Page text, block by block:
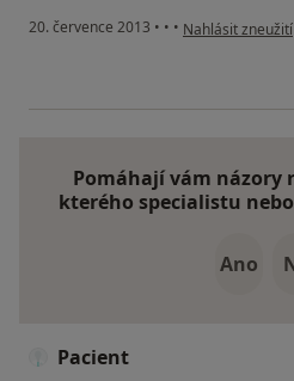
20. července 2013 • • • podle názoru
Nahlásit zneužití
Pomáhají vám názory
kterého specialistu
Ano
Pacient